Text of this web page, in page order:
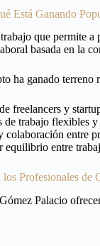
Está Ganando
que permite
basada en la
ha ganado terreno
freelancers y
de trabajo flexibles y
colaboración entre
equilibrio entre
Profesionales de
Palacio